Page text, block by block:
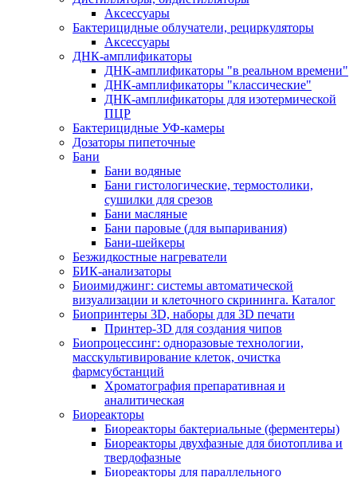
Аксессуары
Бактерицидные облучатели, рециркуляторы
Аксессуары
ДНК-амплификаторы
ДНК-амплификаторы "в реальном времени"
ДНК-амплификаторы "классические"
ДНК-амплификаторы для изотермической
ПЦР
Бактерицидные УФ-камеры
Дозаторы пипеточные
Бани
Бани водяные
Бани гистологические, термостолики,
сушилки для срезов
Бани масляные
Бани паровые (для выпаривания)
Бани-шейкеры
Безжидкостные нагреватели
БИК-анализаторы
Биоимиджинг: системы автоматической
визуализации и клеточного скрининга. Каталог
Биопринтеры 3D, наборы для 3D печати
Принтер-3D для создания чипов
Биопроцессинг: одноразовые технологии,
масскультивирование клеток, очистка
фармсубстанций
Хроматография препаративная и
аналитическая
Биореакторы
Биореакторы бактериальные (ферментеры)
Биореакторы двухфазные для биотоплива и
твердофазные
Биореакторы для параллельного